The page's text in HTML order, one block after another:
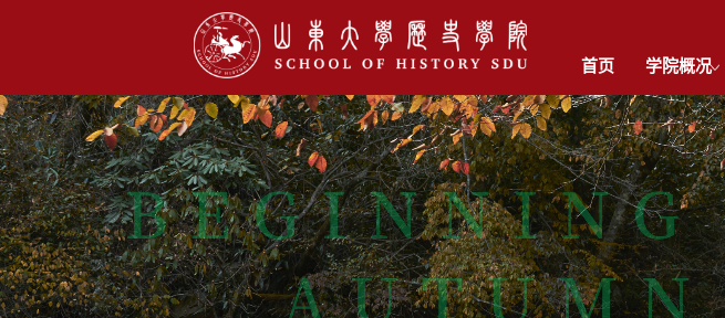
首页 学院概况